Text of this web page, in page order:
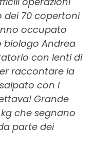
dei 70 copertoni
occupato
biologo Andrea
con lenti di
raccontare la
con i
Grande
che segnano
parte dei